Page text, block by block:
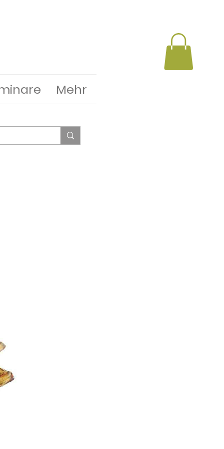
Mehr